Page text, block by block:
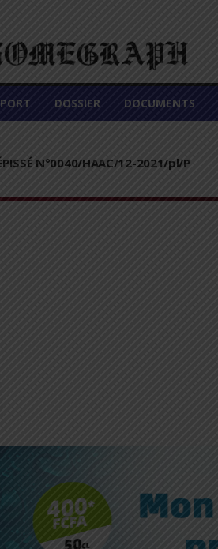
DOSSIER DOCUMENTS
N°0040/HAAC/12-2021/pl/P